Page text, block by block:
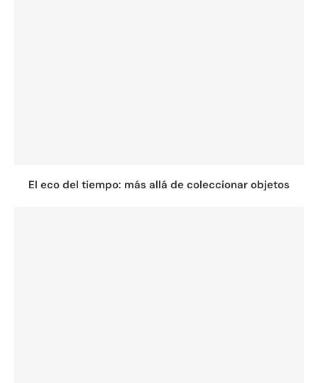
El eco del tiempo: más allá de coleccionar objetos